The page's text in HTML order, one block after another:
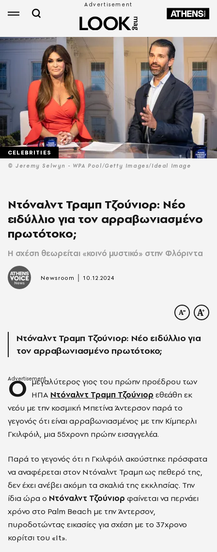
© Jeremy Selwyn - WPA Pool/Getty Images/Ideal Image
CELEBRITIES
Nτόναλντ Τραμπ Τζούνιορ: Νέο
ειδύλλιο για τον αρραβωνιασμένο
πρωτότοκο;
Η σχέση θεωρείται «κοινό μυστικό» στην Φλόριντα
Newsroom 10.12.2024
Nτόναλντ Τραμπ Τζούνιορ: Νέο ειδύλλιο για
τον αρραβωνιασμένο πρωτότοκο;
Ο μεγαλύτερος γιος του πρώην προέδρου των
ΗΠΑ Ντόναλντ Τραμπ Τζούνιορ εθεάθη εκ
νεόυ με την κοσμική Μπετίνα Άντερσον παρά το
γεγονός ότι είναι αρραβωνιασμένος με την Κίμπερλι
Γκιλφόιλ, μια 55χρονη πρώην εισαγγελέα.
Παρά το γεγονός ότι η Γκιλφόιλ ακούστηκε πρόσφατα
να αναφέρεται στον Ντόναλντ Τραμπ ως πεθερό της,
δεν έχει ανέβει ακόμη τα σκαλιά της εκκλησίας. Την
ίδια ώρα ο Ντόναλντ Τζούνιορ φαίνεται να περνάει
χρόνο στο Palm Beach με την Άντερσον,
πυροδοτώντας εικασίες για σχέση με το 37χρονο
κορίτσι του «It».